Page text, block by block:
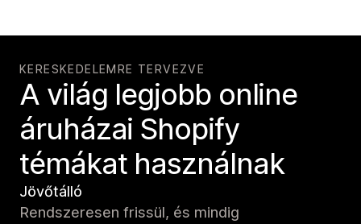
KERESKEDELEMRE TERVEZVE
A világ legjobb online
áruházai Shopify
témákat használnak
Jövőtálló
Rendszeresen frissül, és mindig